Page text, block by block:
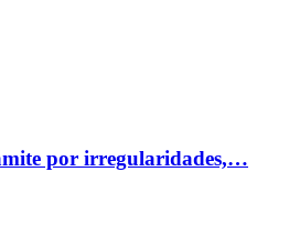
por irregularidades,…